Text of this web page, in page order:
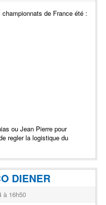
de France été :
ou Jean Pierre pour
regler la logistique du
DIENER
à 16h50